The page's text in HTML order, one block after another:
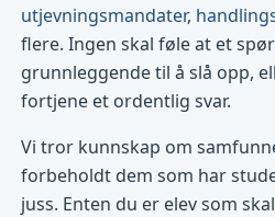
utjevningsmandater,
flere. Ingen skal føle at et
grunnleggende til å slå opp,
fortjene et ordentlig svar.
Vi tror kunnskap om
forbeholdt dem som har
juss. Enten du er elev som